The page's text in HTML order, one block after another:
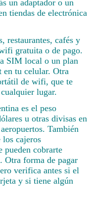
un adaptador o un
tiendas de electrónica
restaurantes, cafés y
gratuita o de pago.
SIM local o un plan
en tu celular. Otra
de wifi, que te
lugar.
es el peso
u otras divisas en
También
los cajeros
pueden cobrarte
Otra forma de pagar
verifica antes si el
y si tiene algún